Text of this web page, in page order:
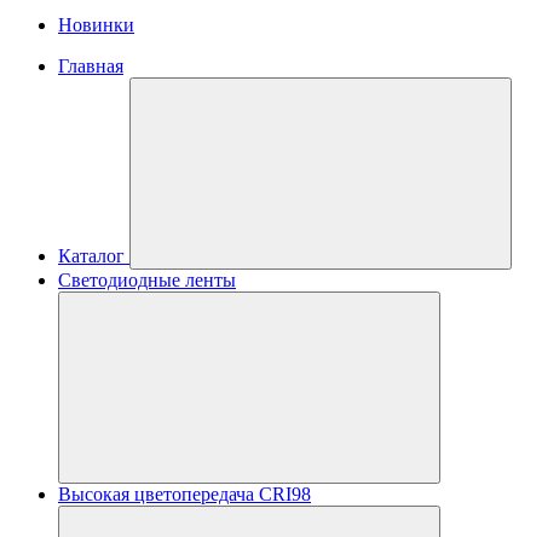
Новинки
Главная
Каталог
Светодиодные ленты
Высокая цветопередача CRI98